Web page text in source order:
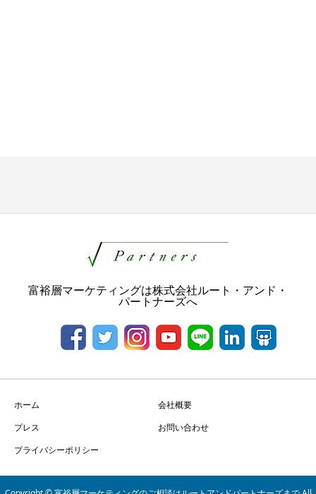
富裕層マーケティングは株式会社ルート・アンド・
パートナーズへ
ホーム
会社概要
プレス
お問い合わせ
プライバシーポリシー